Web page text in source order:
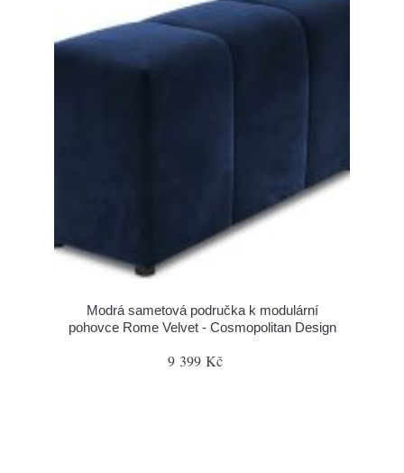
Modrá sametová područka k modulární
pohovce Rome Velvet - Cosmopolitan Design
9 399 Kč